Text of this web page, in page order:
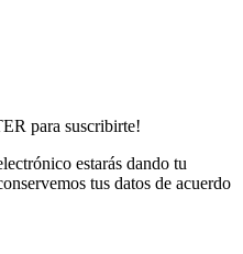
para suscribirte!
estarás dando tu
tus datos de acuerdo